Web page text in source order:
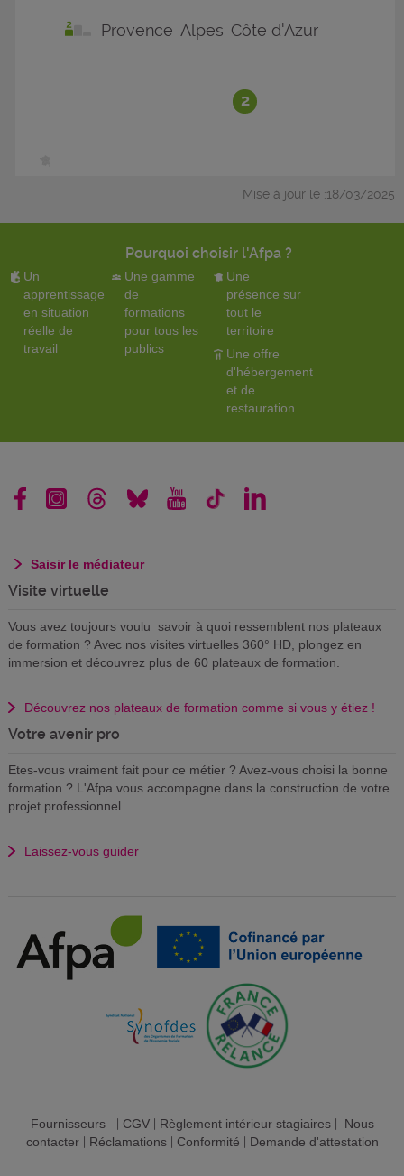
2
Provence-Alpes-Côte d'Azur
Mise à jour le :18/03/2025
Pourquoi choisir l'Afpa ?
Un
apprentissage
en situation
réelle de
travail
Une gamme
de
formations
pour tous les
publics
Une
présence sur
tout le
territoire
Une offre
d'hébergement
et de
restauration
Saisir le médiateur
Visite virtuelle
Vous avez toujours voulu savoir à quoi ressemblent nos plateaux
de formation ? Avec nos visites virtuelles 360° HD, plongez en
immersion et découvrez plus de 60 plateaux de formation.
Découvrez nos plateaux de formation comme si vous y étiez !
Votre avenir pro
Etes-vous vraiment fait pour ce métier ? Avez-vous choisi la bonne
formation ? L'Afpa vous accompagne dans la construction de votre
projet professionnel
Laissez-vous guider
Fournisseurs| CGV| Règlement intérieur stagiaires| Nous
contacter| Réclamations| Conformité Demande d'attestation